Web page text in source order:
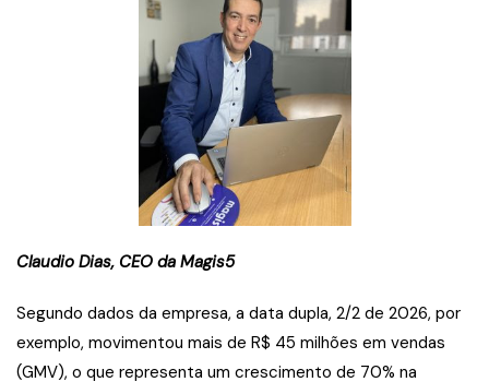
Claudio Dias, CEO da Magis5
Segundo dados da empresa, a data dupla, 2/2 de 2026, por
exemplo, movimentou mais de R$ 45 milhões em vendas
(GMV), o que representa um crescimento de 70% na